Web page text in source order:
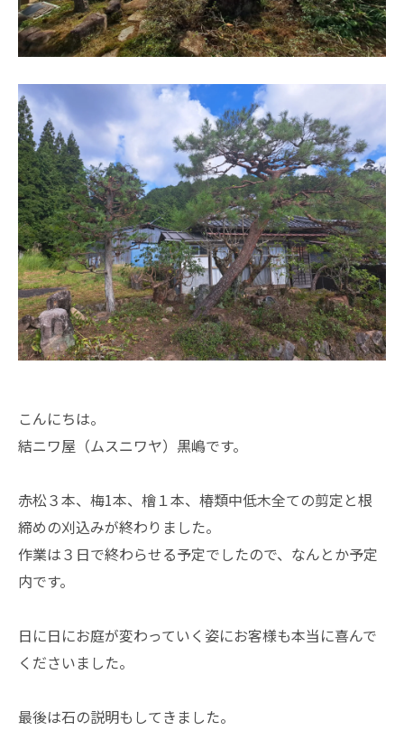
こんにちは。
結ニワ屋（ムスニワヤ）黒嶋です。
赤松３本、梅1本、檜１本、椿類中低木全ての剪定と根
締めの刈込みが終わりました。
作業は３日で終わらせる予定でしたので、なんとか予定
内です。
日に日にお庭が変わっていく姿にお客様も本当に喜んで
くださいました。
最後は石の説明もしてきました。